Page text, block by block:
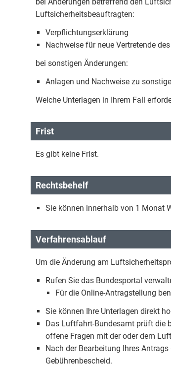
Luftsicherheitsbeauftragten:
Verpflichtungserklärung
Nachweise für neue Vertretende
bei sonstigen Änderungen:
Anlagen und Nachweise zu
Welche Unterlagen in Ihrem Fall
Frist
Es gibt keine Frist.
Rechtsbehelf
Sie können innerhalb von 1 Monat
Verfahrensablauf
Um die Änderung am
Rufen Sie das Bundesportal
Für die Online-Antragstellung
Sie können Ihre Unterlagen direkt
Das Luftfahrt-Bundesamt prüft die
offene Fragen mit der oder dem
Nach der Bearbeitung Ihres
Gebührenbescheid.